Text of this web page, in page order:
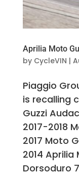
Aprilia Moto
by CycleVIN |
Piaggio
is recalling
Guzzi
2017-2018
2017 Moto
2014 Aprilia
Dorsoduro